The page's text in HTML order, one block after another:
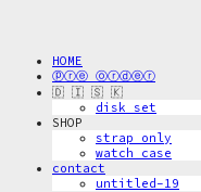
HOME
ⓟⓡⓔ ⓞⓡⓓⓔⓡ
🇩 🇮 🇸 🇰
disk_set
SHOP
strap only
watch case
contact
untitled-19